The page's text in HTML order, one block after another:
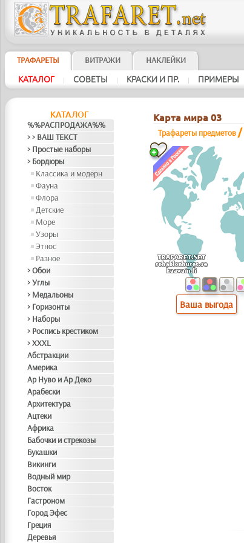
ТРАФАРЕТЫ ВИТРАЖИ НАКЛЕЙКИ
КАТАЛОГ | СОВЕТЫ | КРАСКИ И ПР. | ПРИМЕРЫ
КАТАЛОГ
%%РАСПРОДАЖА%%
> > ВАШ ТЕКСТ
> Простые наборы
> Бордюры
Классика и модерн
Фауна
Флора
Детские
Море
Узоры
Этнос
Разное
> Обои
> Углы
> Медальоны
> Горизонты
> Наборы
> Роспись крестиком
> XXXL
Абстракции
Америка
Ар Нуво и Ар Деко
Арабески
Архитектура
Ацтеки
Африка
Бабочки и стрекозы
Букашки
Викинги
Водный мир
Восток
Гастроном
Город Эфес
Греция
Деревья
Карта мира 03
Трафареты предметов /
Ваша выгода